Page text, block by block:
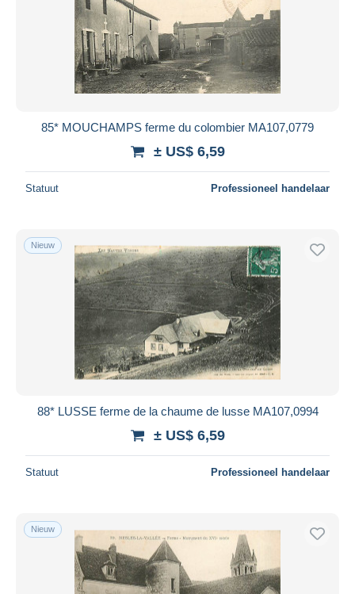
85* MOUCHAMPS ferme du colombier MA107,0779
± US$ 6,59
Statuut Professioneel handelaar
Nieuw
88* LUSSE ferme de la chaume de lusse MA107,0994
± US$ 6,59
Statuut Professioneel handelaar
Nieuw